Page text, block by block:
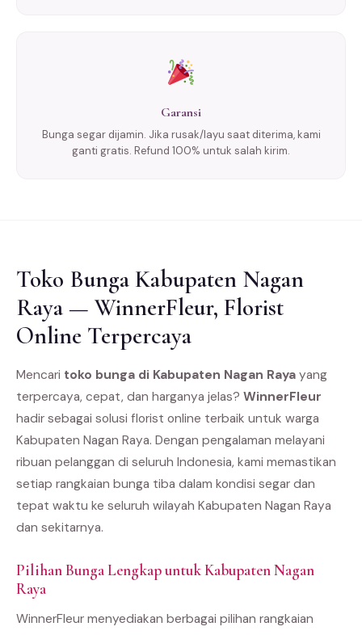
Garansi
Bunga segar dijamin. Jika rusak/layu saat diterima, kami
ganti gratis. Refund 100% untuk salah kirim.
Toko Bunga Kabupaten Nagan
Raya — WinnerFleur, Florist
Online Terpercaya
Mencari toko bunga di Kabupaten Nagan Raya yang
terpercaya, cepat, dan harganya jelas? WinnerFleur
hadir sebagai solusi florist online terbaik untuk warga
Kabupaten Nagan Raya. Dengan pengalaman melayani
ribuan pelanggan di seluruh Indonesia, kami memastikan
setiap rangkaian bunga tiba dalam kondisi segar dan
tepat waktu ke seluruh wilayah Kabupaten Nagan Raya
dan sekitarnya.
Pilihan Bunga Lengkap untuk Kabupaten Nagan
Raya
WinnerFleur menyediakan berbagai pilihan rangkaian